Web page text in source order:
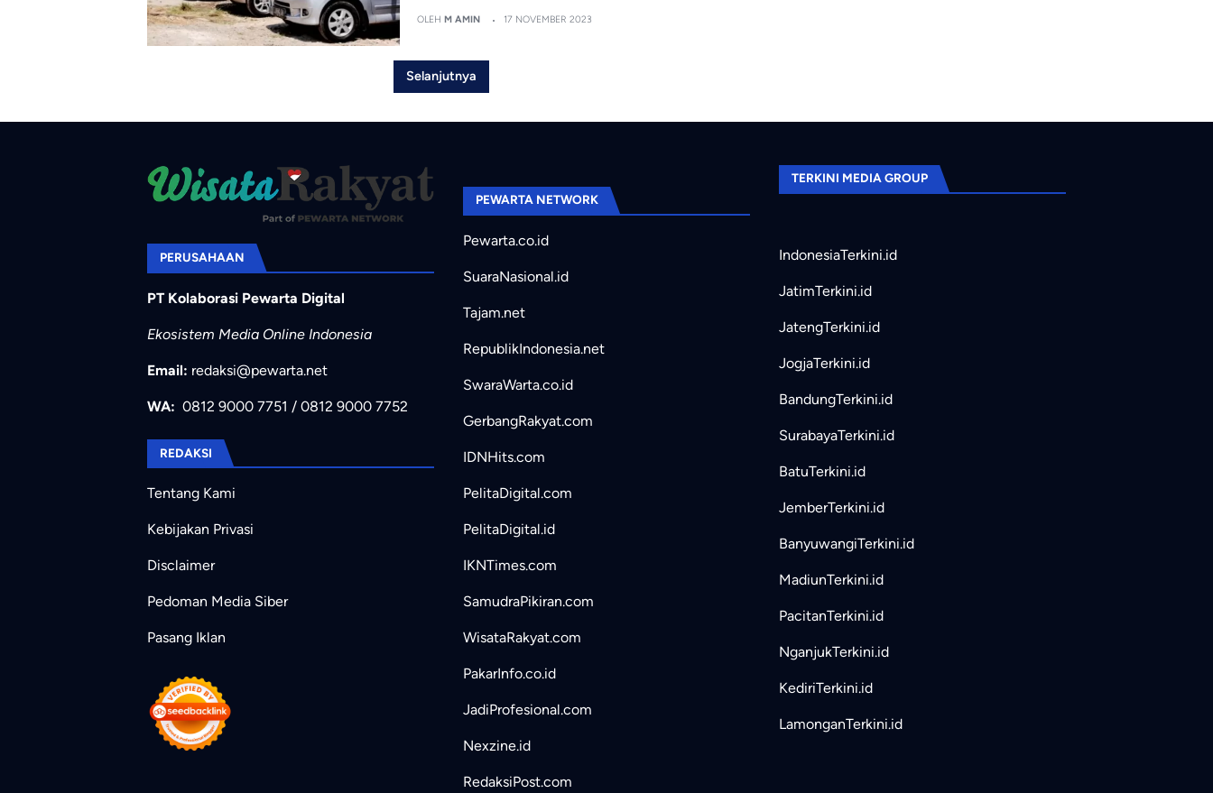
OLEH M AMIN 17 NOVEMBER 2023
Selanjutnya
PERUSAHAAN
PT Kolaborasi Pewarta Digital
Ekosistem Media Online Indonesia
Email: redaksi@pewarta.net
WA: 0812 9000 7751 / 0812 9000 7752
REDAKSI
Tentang Kami
Kebijakan Privasi
Disclaimer
Pedoman Media Siber
Pasang Iklan
PEWARTA NETWORK
Pewarta.co.id
SuaraNasional.id
Tajam.net
RepublikIndonesia.net
SwaraWarta.co.id
GerbangRakyat.com
IDNHits.com
PelitaDigital.com
PelitaDigital.id
IKNTimes.com
SamudraPikiran.com
WisataRakyat.com
PakarInfo.co.id
JadiProfesional.com
Nexzine.id
RedaksiPost.com
TERKINI MEDIA GROUP
IndonesiaTerkini.id
JatimTerkini.id
JatengTerkini.id
JogjaTerkini.id
BandungTerkini.id
SurabayaTerkini.id
BatuTerkini.id
JemberTerkini.id
BanyuwangiTerkini.id
MadiunTerkini.id
PacitanTerkini.id
NganjukTerkini.id
KediriTerkini.id
LamonganTerkini.id